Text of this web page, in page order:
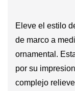
Eleve el estilo
de marco a
ornamental.
por su
complejo